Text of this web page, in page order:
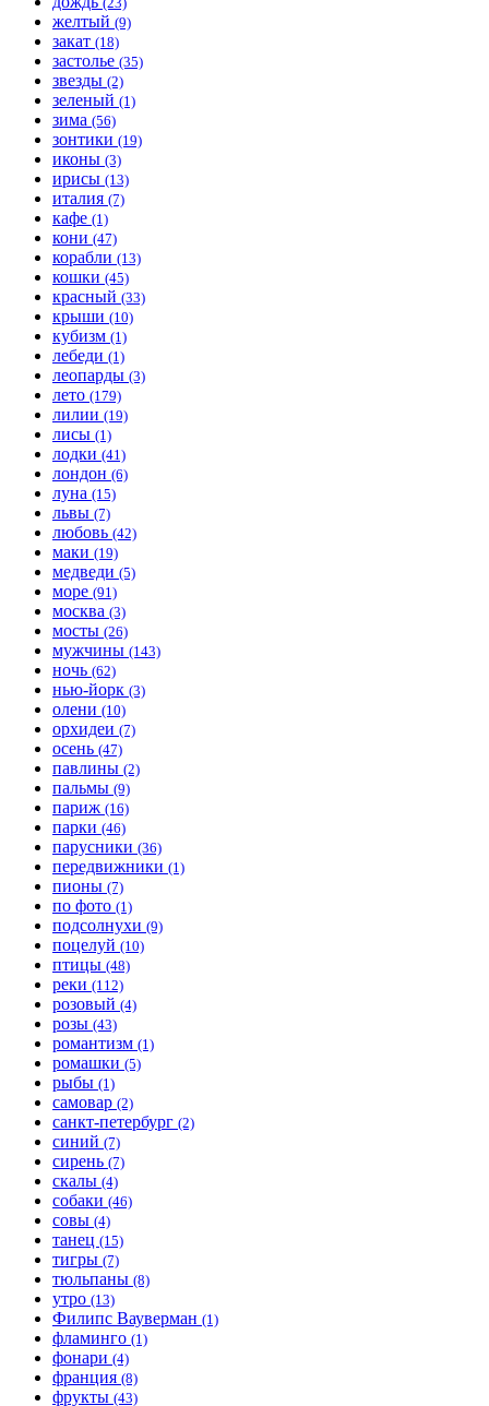
желтый (9)
закат (18)
застолье (35)
звезды (2)
зеленый (1)
зима (56)
зонтики (19)
иконы (3)
ирисы (13)
италия (7)
кафе (1)
кони (47)
корабли (13)
кошки (45)
красный (33)
крыши (10)
кубизм (1)
лебеди (1)
леопарды (3)
лето (179)
лилии (19)
лисы (1)
лодки (41)
лондон (6)
луна (15)
львы (7)
любовь (42)
маки (19)
медведи (5)
море (91)
москва (3)
мосты (26)
мужчины (143)
ночь (62)
нью-йорк (3)
олени (10)
орхидеи (7)
осень (47)
павлины (2)
пальмы (9)
париж (16)
парки (46)
парусники (36)
передвижники (1)
пионы (7)
по фото (1)
подсолнухи (9)
поцелуй (10)
птицы (48)
реки (112)
розовый (4)
розы (43)
романтизм (1)
ромашки (5)
рыбы (1)
самовар (2)
санкт-петербург (2)
синий (7)
сирень (7)
скалы (4)
собаки (46)
совы (4)
танец (15)
тигры (7)
тюльпаны (8)
утро (13)
Филипс Вауверман (1)
фламинго (1)
фонари (4)
франция (8)
фрукты (43)